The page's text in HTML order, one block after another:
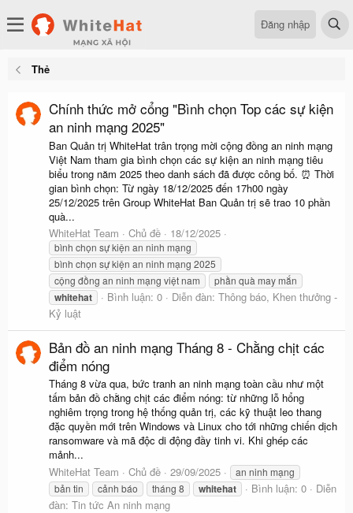
Đăng nhập
Thẻ
Chính thức mở cổng "Bình chọn Top các sự kiện
an ninh mạng 2025"
Ban Quản trị WhiteHat trân trọng mời cộng đồng an ninh mạng
Việt Nam tham gia bình chọn các sự kiện an ninh mạng tiêu
biểu trong năm 2025 theo danh sách đã được công bố. ⏰ Thời
gian bình chọn: Từ ngày 18/12/2025 đến 17h00 ngày
25/12/2025 trên Group WhiteHat Ban Quản trị sẽ trao 10 phần
quà...
WhiteHat Team
Chủ đề 18/12/2025
bình chọn sự kiện an ninh mạng
bình chọn sự kiện an ninh mạng 2025
cộng đồng an ninh mạng việt nam
phần quà may mắn
whitehat Bình luận: 0 Diễn đàn: Thông báo, Khen thưởng -
Kỷ luật
Bản đồ an ninh mạng Tháng 8 - Chằng chịt các
điểm nóng
Tháng 8 vừa qua, bức tranh an ninh mạng toàn cầu như một
tấm bản đồ chằng chịt các điểm nóng: từ những lỗ hổng
nghiêm trọng trong hệ thống quản trị, các kỹ thuật leo thang
đặc quyền mới trên Windows và Linux cho tới những chiến dịch
ransomware và mã độc di động đầy tinh vi. Khi ghép các
mảnh...
WhiteHat Team
Chủ đề 29/09/2025
an ninh mạng
bản tin
cảnh báo tháng 8 whitehat Bình luận: 0
Diễn
đàn: Tin tức An ninh mạng